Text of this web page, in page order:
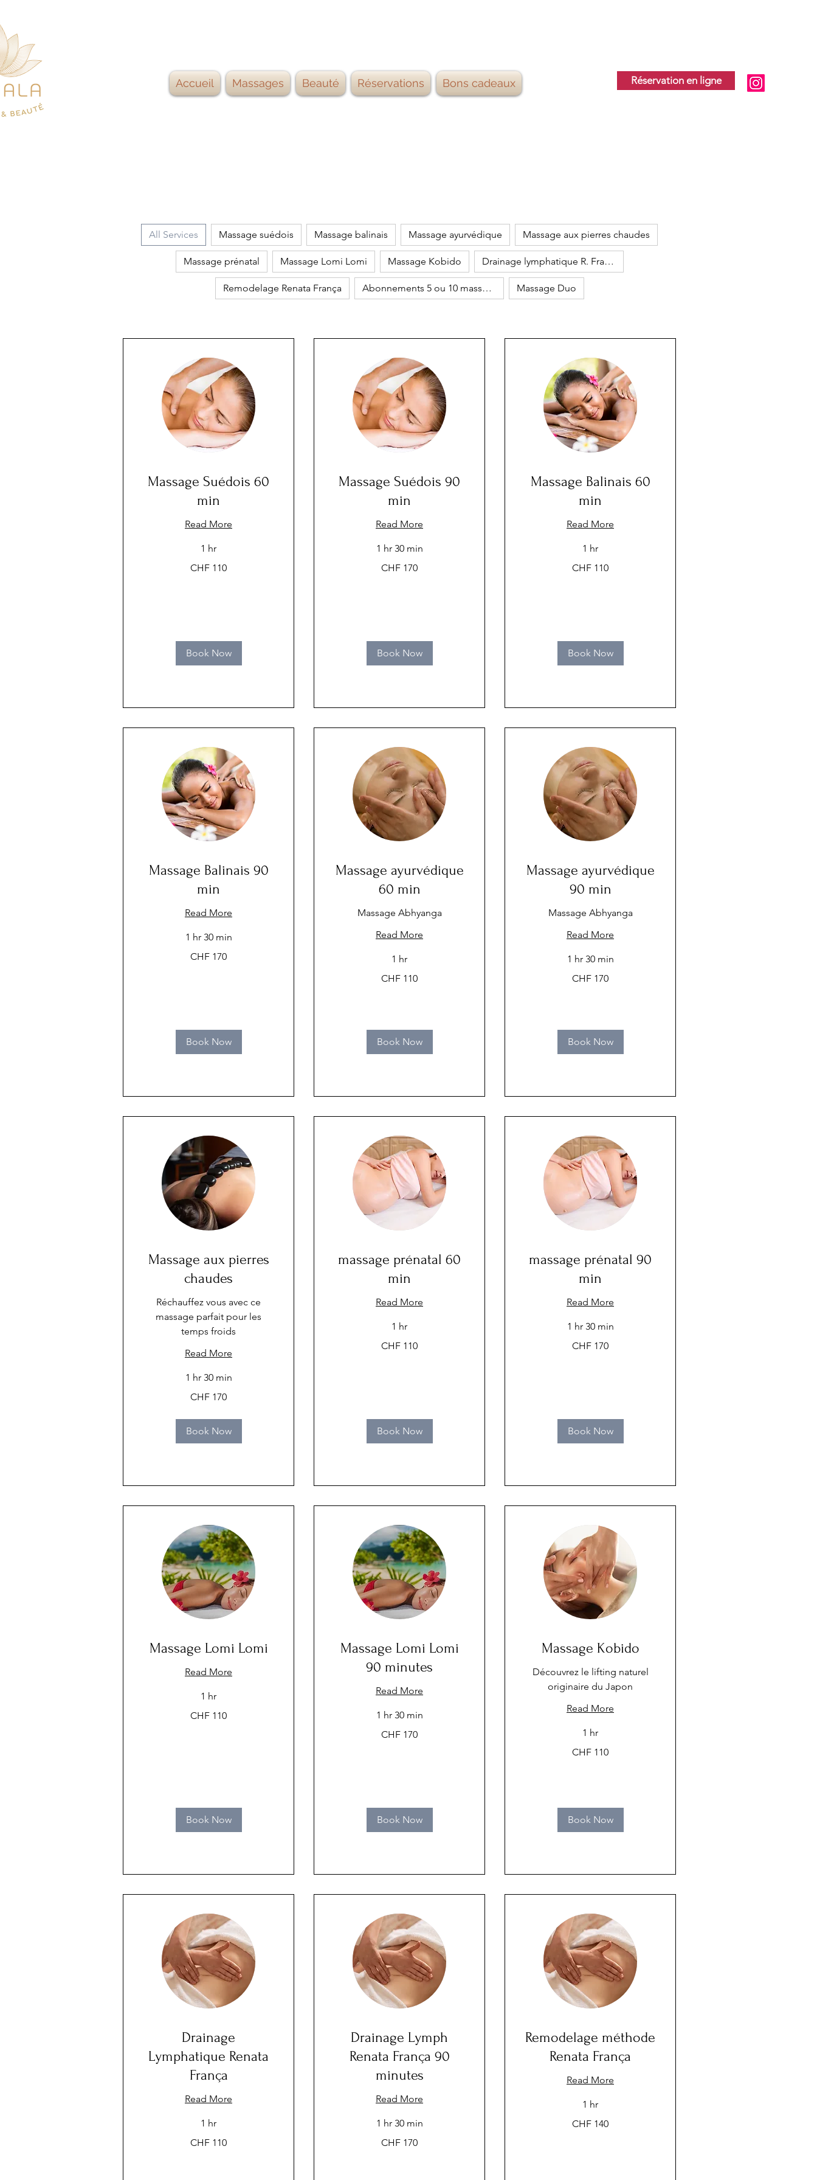
Accueil Massages Beauté Réservations Bons cadeaux Réservation en ligne
All Services Massage suédois Massage balinais Massage ayurvédique Massage aux pierres chaudes
Massage prénatal Massage Lomi Lomi Massage Kobido Drainage lymphatique R. França
Remodelage Renata França Abonnements 5 ou 10 massages Massage Duo
Massage Suédois 60
min
Read More
1 hr
CHF 110
Book Now
Massage Suédois 90
min
Read More
1 hr 30 min
CHF 170
Book Now
Massage Balinais 60
min
Read More
1 hr
CHF 110
Book Now
Massage Balinais 90
min
Read More
1 hr 30 min
CHF 170
Book Now
Massage ayurvédique
60 min
Massage Abhyanga
Read More
1 hr
CHF 110
Book Now
Massage ayurvédique
90 min
Massage Abhyanga
Read More
1 hr 30 min
CHF 170
Book Now
Massage aux pierres
chaudes
Réchauffez vous avec ce
massage parfait pour les
temps froids
Read More
1 hr 30 min
CHF 170
Book Now
massage prénatal 60
min
Read More
1 hr
CHF 110
Book Now
massage prénatal 90
min
Read More
1 hr 30 min
CHF 170
Book Now
Massage Lomi Lomi
Read More
1 hr
CHF 110
Book Now
Massage Lomi Lomi
90 minutes
Read More
1 hr 30 min
CHF 170
Book Now
Massage Kobido
Découvrez le lifting naturel
originaire du Japon
Read More
1 hr
CHF 110
Book Now
Drainage
Lymphatique Renata
França
Read More
1 hr
CHF 110
Drainage Lymph
Renata França 90
minutes
Read More
1 hr 30 min
CHF 170
Remodelage méthode
Renata França
Read More
1 hr
CHF 140